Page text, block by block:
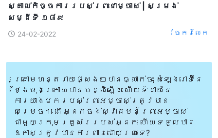
ស្គាល់កិច្ចការរបស់ព្រះជាម្ចាស់ | សម្រង់
សម្ដីទី ១៨៩
24-02-2022 ចែក​រំលែក
គ្រោះមហន្តរាយផ្សេងៗបានធ្លាក់ចុះ សំឡេងរោទិ៍នៃ
ថ្ងៃចុងក្រោយបានបន្លឺឡើង ហើយទំនាយនៃ
ការយាងមករបស់ព្រះអម្ចាស់ត្រូវបាន
សម្រេច។ តើអ្នកចង់ស្វាគមន៍ព្រះអម្ចាស់
ជាមួយក្រុមគ្រួសាររបស់អ្នក ហើយទទួលបាន
ឱកាសត្រូវបានការពារដោយព្រះទេ?